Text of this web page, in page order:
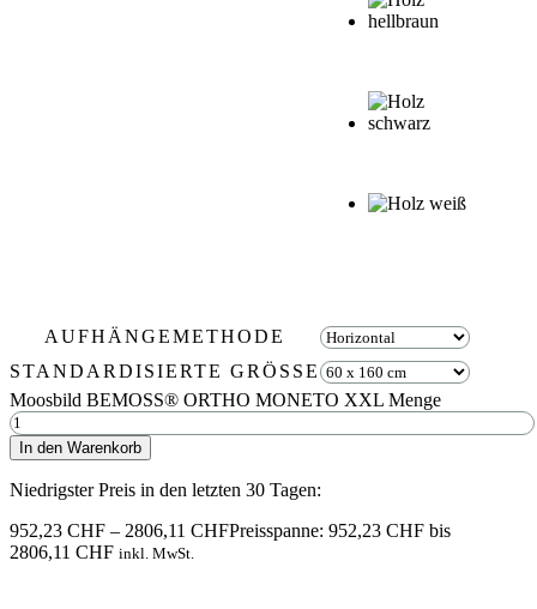
AUFHÄNGEMETHODE
STANDARDISIERTE GRÖSSE
Moosbild BEMOSS® ORTHO MONETO XXL Menge
In den Warenkorb
Niedrigster Preis in den letzten 30 Tagen:
952,23 CHF – 2806,11 CHFPreisspanne: 952,23 CHF bis
2806,11 CHF inkl. MwSt.